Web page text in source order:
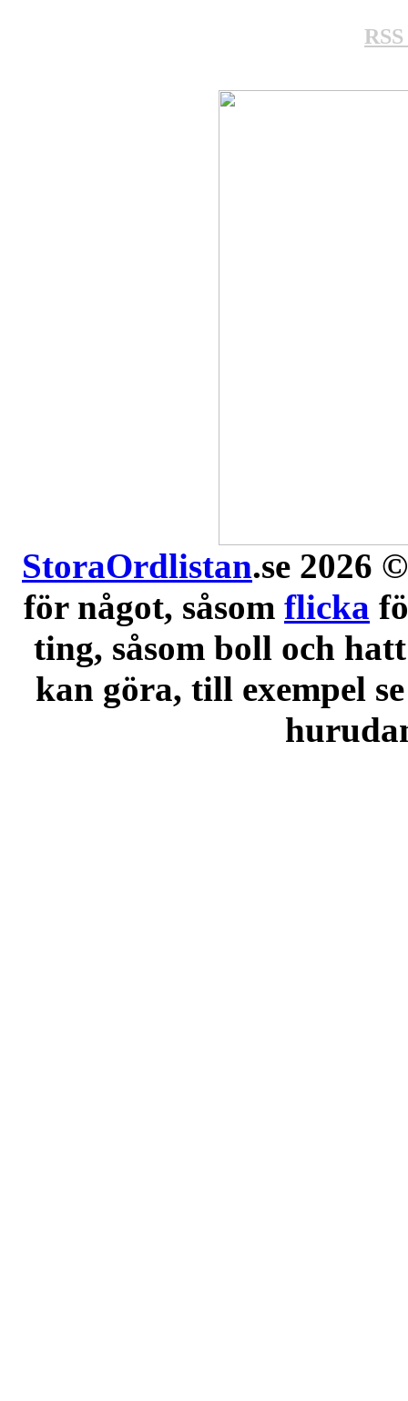
StoraOrdlistan.se 2026
för något, såsom flicka
ting, såsom boll och
kan göra, till exempel